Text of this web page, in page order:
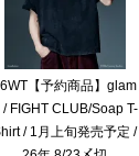
【予約商品】glam
/ FIGHT CLUB/Soap T-
/ 1月上旬発売予定 /